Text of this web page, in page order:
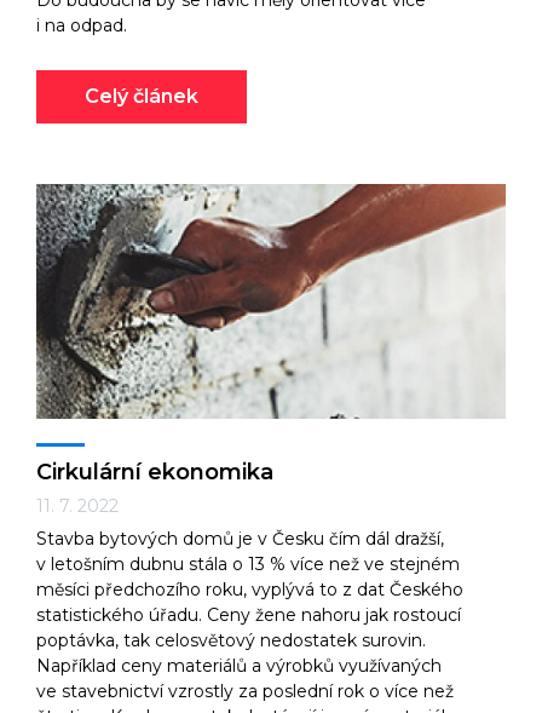
i na odpad.
Celý článek
Cirkulární ekonomika
11. 7. 2022
Stavba bytových domů je v Česku čím dál dražší,
v letošním dubnu stála o 13 % více než ve stejném
měsíci předchozího roku, vyplývá to z dat Českého
statistického úřadu. Ceny žene nahoru jak rostoucí
poptávka, tak celosvětový nedostatek surovin.
Například ceny materiálů a výrobků využívaných
ve stavebnictví vzrostly za poslední rok o více než